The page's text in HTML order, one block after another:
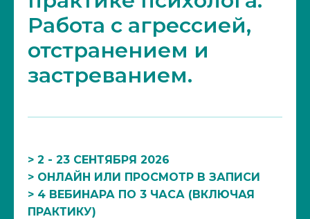
Работа с агрессией,
отстранением и
застреванием.
> 2 - 23 СЕНТЯБРЯ 2026
> ОНЛАЙН ИЛИ ПРОСМОТР В ЗАПИСИ
> 4 ВЕБИНАРА ПО 3 ЧАСА (ВКЛЮЧАЯ
ПРАКТИКУ)